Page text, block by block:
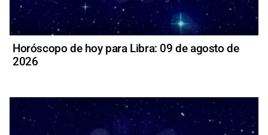
Horóscopo de hoy para Libra: 09 de agosto de
2026